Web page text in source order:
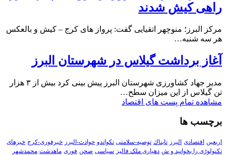
راهی کیش شدند
مرکز البرز؛ منوچهر اتقیایی گفت: پرواز های کرج – کیش و بالعکس
هر سه شنبه…
آغاز برداشت گیلاس در شهرستان البرز
مدیر جهاد کشاورزی شهرستان البرز پیش بینی کرد بیش از ۳ هزار
تن گیلاس از این میزان سطح…
مشاهده تمام پست های اقتصاد
برچسب ها
اربعین اقتصادی البرز تابناك توصیه-سلامتی تکواندو حوادث-البرز خبرفوری-کرج خبرهای
تکنولوڑی را بخوانید و ش دهیاری ملک فالیز سیاسی صحن فوری ماهدشت محمدشهر